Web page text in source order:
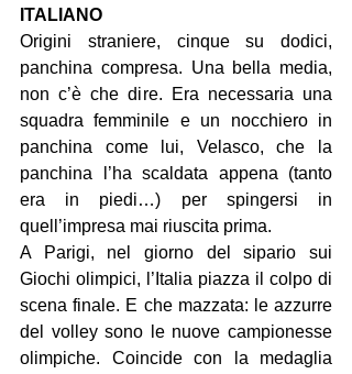
ITALIANO
Origini straniere, cinque su dodici,
panchina compresa. Una bella media,
non c’è che dire. Era necessaria una
squadra femminile e un nocchiero in
panchina come lui, Velasco, che la
panchina l’ha scaldata appena (tanto
era in piedi…) per spingersi in
quell’impresa mai riuscita prima.
A Parigi, nel giorno del sipario sui
Giochi olimpici, l’Italia piazza il colpo di
scena finale. E che mazzata: le azzurre
del volley sono le nuove campionesse
olimpiche. Coincide con la medaglia